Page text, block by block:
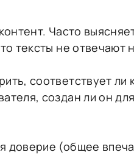
Часто
тексты не отвечают
соответствует ли
создан ли он
доверие (общее